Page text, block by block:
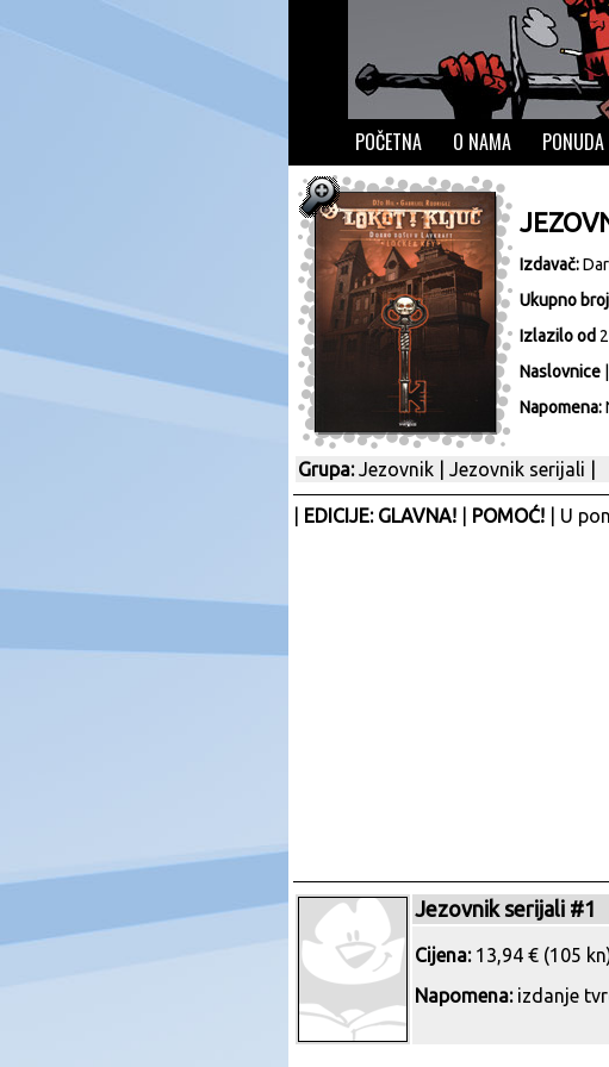
POČETNA O NAMA PONUDA
Izdavač:
Ukupno
Izlazilo od
Naslovnice
Napomena:
Grupa: Jezovnik Jezovnik serijali
EDICIJE: GLAVNA! POMOĆ! | U
Jezovnik serijali #1
Cijena:13,94 € (105
Napomena:izdanje